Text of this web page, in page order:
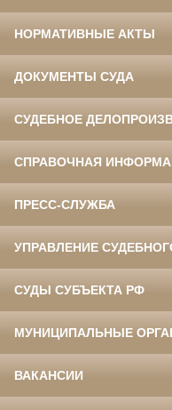
НОРМАТИВНЫЕ АКТЫ
ДОКУМЕНТЫ СУДА
СУДЕБНОЕ
СПРАВОЧНАЯ
ПРЕСС-СЛУЖБА
УПРАВЛЕНИЕ
СУДЫ СУБЪЕКТА РФ
МУНИЦИПАЛЬНЫЕ
ВАКАНСИИ